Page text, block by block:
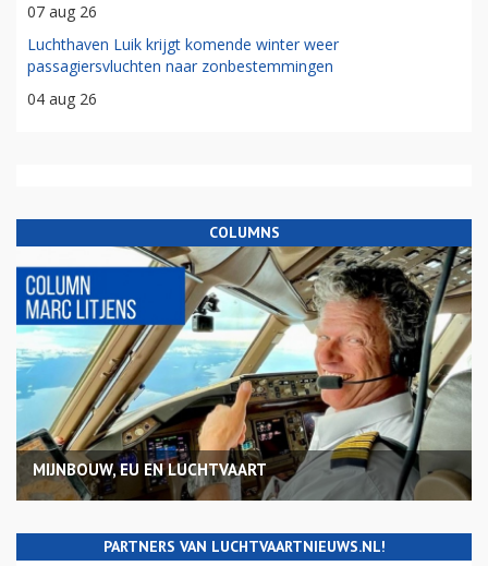
07 aug 26
Luchthaven Luik krijgt komende winter weer
passagiersvluchten naar zonbestemmingen
04 aug 26
COLUMNS
MIJNBOUW, EU EN LUCHTVAART
PARTNERS VAN LUCHTVAARTNIEUWS.NL!